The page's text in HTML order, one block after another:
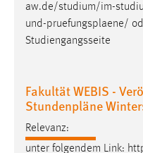
aw.de/studium/im-
und-pruefungsplaene/
Studiengangsseite
Fakultät WEBIS -
Stundenpläne
Relevanz:
unter folgendem Link:
Cookie Laufzeit:
MibewSessionID,
5e9dbeb1811c0446 =
Login
Name:
fe_user, be_user,